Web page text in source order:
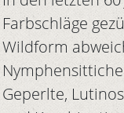
Farbschläge
Wildform
Geperlte,